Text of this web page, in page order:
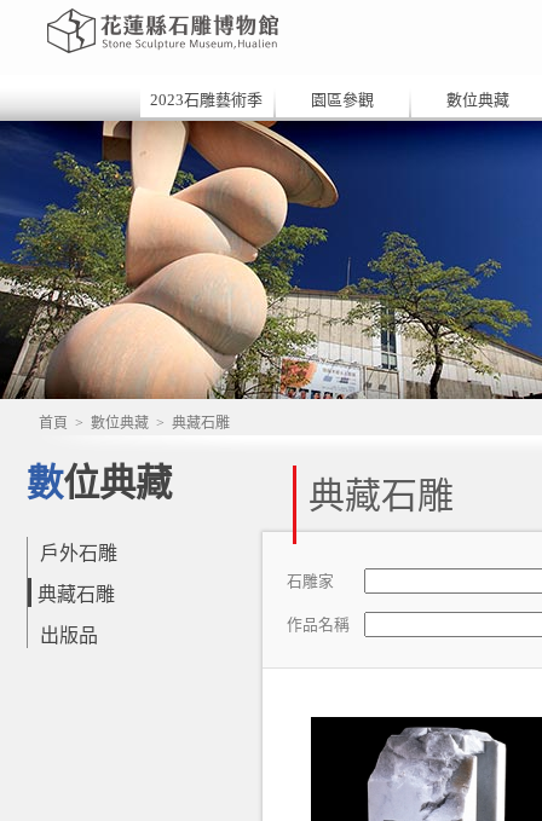
2023石雕藝術季 園區參觀 數位典藏
首頁 > 數位典藏 > 典藏石雕
數位典藏
戶外石雕
典藏石雕
出版品
典藏石雕
石雕家
作品名稱